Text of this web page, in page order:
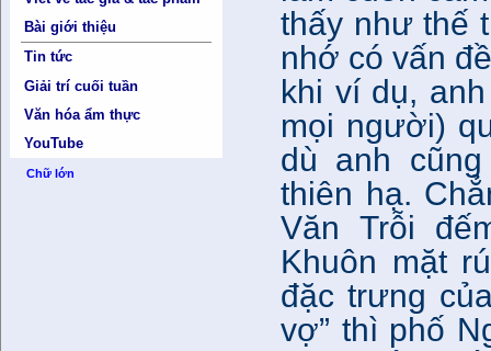
Bài giới thiệu
Tin tức
Giải trí cuối tuần
Văn hóa ẩm thực
YouTube
Chữ lớn
thấy như thế
nhớ có vấn
khi ví dụ,
mọi người)
dù anh
thiên hạ.
Văn Trỗi
Khuôn mặt
đặc trưng
vợ” thì phố